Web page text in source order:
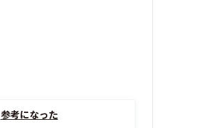
参考になった